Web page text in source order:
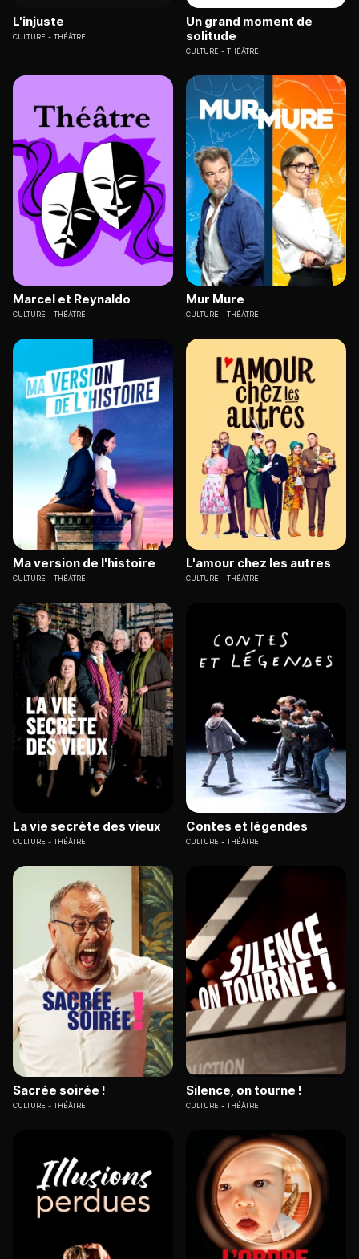
L'injuste
CULTURE THÉÂTRE
Un grand moment de
solitude
CULTURE THÉÂTRE
Marcel et Reynaldo
CULTURE THÉÂTRE
Mur Mure
CULTURE THÉÂTRE
Ma version de l'histoire
CULTURE THÉÂTRE
L'amour chez les autres
CULTURE THÉÂTRE
La vie secrète des vieux
CULTURE THÉÂTRE
Contes et légendes
CULTURE THÉÂTRE
Sacrée soirée !
CULTURE THÉÂTRE
Silence, on tourne !
CULTURE THÉÂTRE